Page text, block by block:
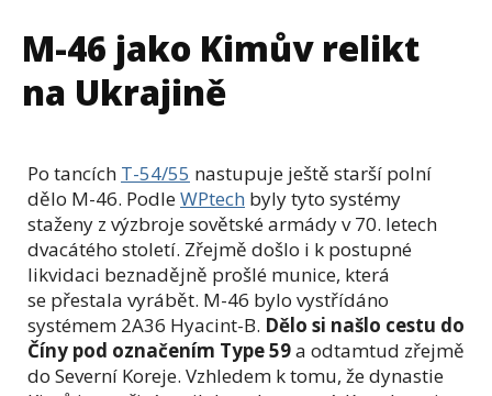
M-46 jako Kimův relikt
na Ukrajině
Po tancích T-54/55 nastupuje ještě starší polní
dělo M-46. PodleWPtech byly tyto systémy
staženy z výzbroje sovětské armády v 70. letech
dvacátého století. Zřejmě došlo i k postupné
likvidaci beznadějně prošlé munice, která
se přestala vyrábět. M-46 bylo vystřídáno
systémem 2A36 Hyacint-B. Dělo si našlo cestu do
Číny pod označením Type 59a odtamtud zřejmě
do Severní Koreje. Vzhledem k tomu, že dynastie